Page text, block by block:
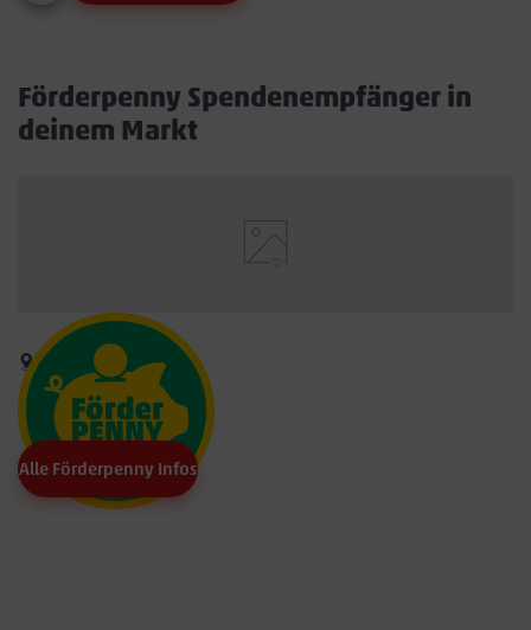
Förderpenny Spendenempfänger in
deinem Markt
Alle Förderpenny Infos